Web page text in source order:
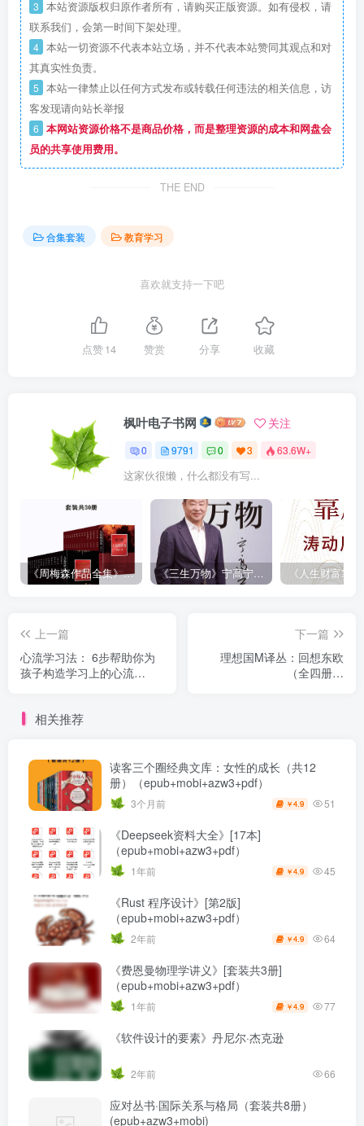
3 本站资源版权归原作者所有，请购买正版资源。如有侵权，请
联系我们，会第一时间下架处理。
4 本站一切资源不代表本站立场，并不代表本站赞同其观点和对
其真实性负责。
5 本站一律禁止以任何方式发布或转载任何违法的相关信息，访
客发现请向站长举报
6 本网站资源价格不是商品价格，而是整理资源的成本和网盘会
员的共享使用费用。
THE END
合集套装 教育学习
喜欢就支持一下吧
点赞14 赞赏 分享 收藏
枫叶电子书网 关注
0 9791 0 3 63.6W+
这家伙很懒，什么都没有写...
《周梅森作品全集》[共30册] 《三生万物》宁高宁（epub+mobi+azw3+pdf）
上一篇
心流学习法： 6步帮助你为
孩子构造学习上的心流
下一篇
理想国M译丛：回想东欧
（全四册）
相关推荐
读客三个圈经典文库：女性的成长（共12
册）（epub+mobi+azw3+pdf）
3个月前 ￥4.9 51
《Deepseek资料大全》[17本]
（epub+mobi+azw3+pdf）
1年前 ￥4.9 45
《Rust 程序设计》[第2版]
（epub+mobi+azw3+pdf）
2年前 ￥4.9 64
《费恩曼物理学讲义》[套装共3册]
（epub+mobi+azw3+pdf）
1年前 ￥4.9 77
《软件设计的要素》丹尼尔·杰克逊
2年前 66
应对丛书·国际关系与格局（套装共8册）
(epub+azw3+mobi)